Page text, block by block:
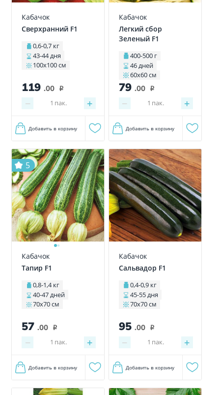
Кабачок
Сверхранний F1
0,6-0,7 кг
43-44 дня
100х100 см
119 .00 i
− +
1 пак.
Добавить в корзину
Кабачок
Легкий сбор
Зеленый F1
400-500 г
46 дней
60х60 см
79 .00 i
− +
1 пак.
Добавить в корзину
5
Кабачок
Тапир F1
0,8-1,4 кг
40-47 дней
70х70 см
57 .00 i
− +
1 пак.
Добавить в корзину
Кабачок
Сальвадор F1
0,4-0,9 кг
45-55 дня
70х70 см
95 .00 i
− +
1 пак.
Добавить в корзину